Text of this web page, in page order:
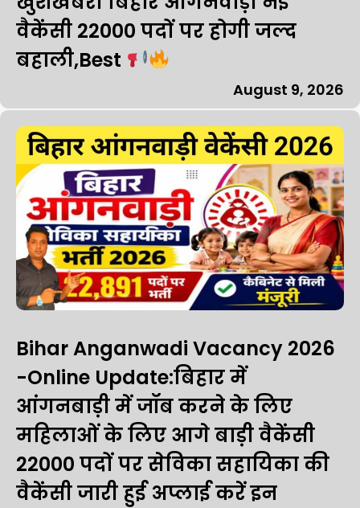
वैकेंसी 22000 पदों पर होगी जल्द
बहाली,Best
August 9, 2026
Bihar Anganwadi Vacancy 2026
-Online Update:बिहार में
आंगनबाड़ी में जॉब करने के लिए
महिलाओं के लिए आगे बाड़ी वैकेंसी
22000 पदों पर सेविका सहायिका की
वैकेंसी जारी हुई अप्लाई करें इन